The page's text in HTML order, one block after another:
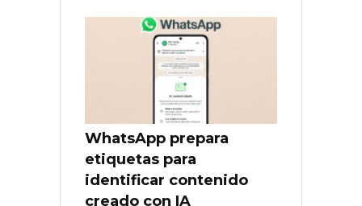
WhatsApp prepara
etiquetas para
identificar contenido
creado con IA